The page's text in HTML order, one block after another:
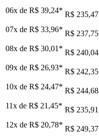
06x de R$ 39,24* R$ 235,47
07x de R$ 33,96* R$ 237,75
08x de R$ 30,01 * R$ 240,04
09x de R$ 26,93* R$ 242,35
10x de R$ 24,47* R$ 244,68
11x de R$ 21,45* R$ 235,91
12x de R$ 20,78* R$ 249,37